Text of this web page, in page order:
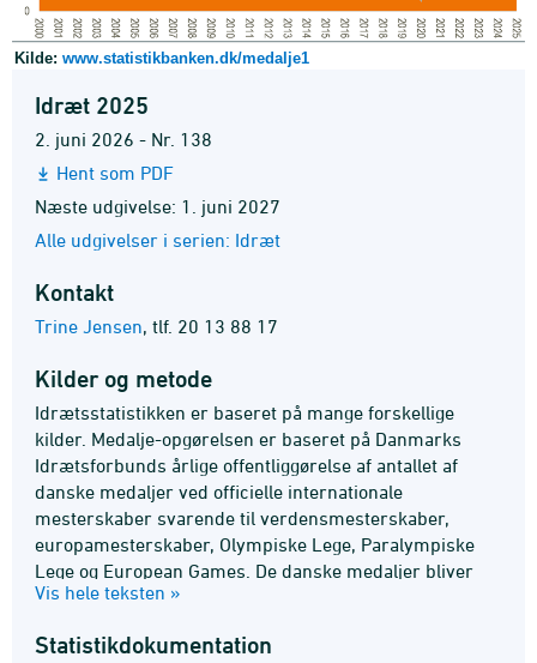
Kilde: www.statistikbanken.dk/medalje1
Idræt 2025
2. juni 2026 - Nr. 138
Hent som PDF
Næste udgivelse: 1. juni 2027
Alle udgivelser i serien: Idræt
Kontakt
Trine Jensen, tlf. 20 13 88 17
Kilder og metode
Idrætsstatistikken er baseret på mange forskellige
kilder. Medalje-opgørelsen er baseret på Danmarks
Idrætsforbunds årlige offentliggørelse af antallet af
danske medaljer ved officielle internationale
mesterskaber svarende til verdensmesterskaber,
europamesterskaber, Olympiske Lege, Paralympiske
Lege og European Games. De danske medaljer bliver
årligt indrapporteret af specialforbundene.
Centrale Foreningsregister, som drives af DIF, DGI og
Vis hele teksten »
Statistik­dokumentation